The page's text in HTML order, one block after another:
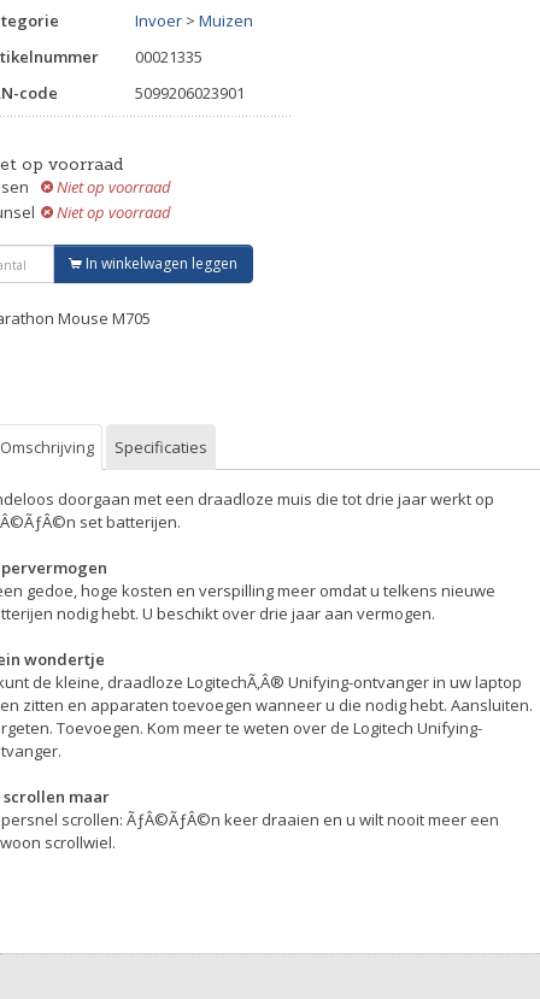
Invoer > Muizen
00021335
code
5099206023901
op voorraad
Niet op voorraad
Niet op voorraad
In winkelwagen leggen
Mouse M705
Omschrijving Specificaties
doorgaan met een draadloze muis die tot drie jaar werkt op
set batterijen.
gedoe, hoge kosten en verspilling meer omdat u telkens nieuwe
nodig hebt. U beschikt over drie jaar aan vermogen.
wondertje
de kleine, draadloze LogitechÃ‚Â® Unifying-ontvanger in uw laptop
zitten en apparaten toevoegen wanneer u die nodig hebt. Aansluiten.
Toevoegen. Kom meer te weten over de Logitech Unifying-
scrollen maar
scrollen: ÃƒÂ©ÃƒÂ©n keer draaien en u wilt nooit meer een
scrollwiel.